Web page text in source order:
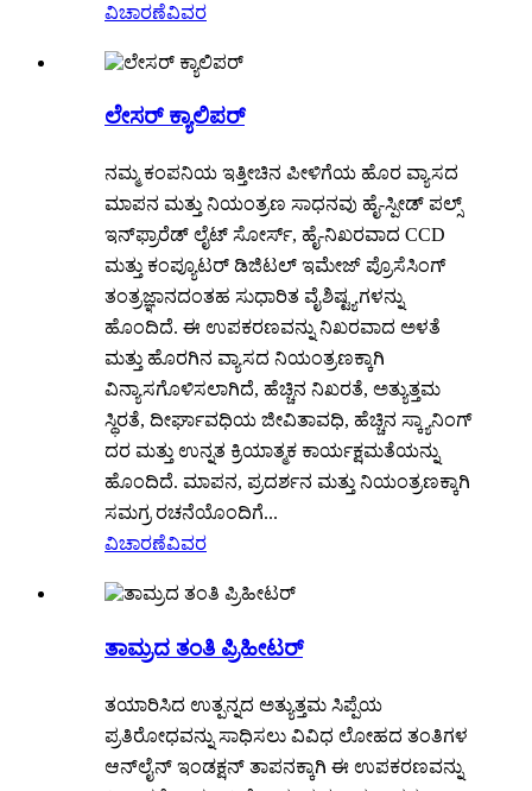
ವಿಚಾರಣೆವಿವರ
ಲೇಸರ್ ಕ್ಯಾಲಿಪರ್
ನಮ್ಮ ಕಂಪನಿಯ ಇತ್ತೀಚಿನ ಪೀಳಿಗೆಯ ಹೊರ ವ್ಯಾಸದ
ಮಾಪನ ಮತ್ತು ನಿಯಂತ್ರಣ ಸಾಧನವು ಹೈ-ಸ್ಪೀಡ್ ಪಲ್ಸ್
ಇನ್‌ಫ್ರಾರೆಡ್ ಲೈಟ್ ಸೋರ್ಸ್, ಹೈ-ನಿಖರವಾದ CCD
ಮತ್ತು ಕಂಪ್ಯೂಟರ್ ಡಿಜಿಟಲ್ ಇಮೇಜ್ ಪ್ರೊಸೆಸಿಂಗ್
ತಂತ್ರಜ್ಞಾನದಂತಹ ಸುಧಾರಿತ ವೈಶಿಷ್ಟ್ಯಗಳನ್ನು
ಹೊಂದಿದೆ. ಈ ಉಪಕರಣವನ್ನು ನಿಖರವಾದ ಅಳತೆ
ಮತ್ತು ಹೊರಗಿನ ವ್ಯಾಸದ ನಿಯಂತ್ರಣಕ್ಕಾಗಿ
ವಿನ್ಯಾಸಗೊಳಿಸಲಾಗಿದೆ, ಹೆಚ್ಚಿನ ನಿಖರತೆ, ಅತ್ಯುತ್ತಮ
ಸ್ಥಿರತೆ, ದೀರ್ಘಾವಧಿಯ ಜೀವಿತಾವಧಿ, ಹೆಚ್ಚಿನ ಸ್ಕ್ಯಾನಿಂಗ್
ದರ ಮತ್ತು ಉನ್ನತ ಕ್ರಿಯಾತ್ಮಕ ಕಾರ್ಯಕ್ಷಮತೆಯನ್ನು
ಹೊಂದಿದೆ. ಮಾಪನ, ಪ್ರದರ್ಶನ ಮತ್ತು ನಿಯಂತ್ರಣಕ್ಕಾಗಿ
ಸಮಗ್ರ ರಚನೆಯೊಂದಿಗೆ...
ವಿಚಾರಣೆವಿವರ
ತಾಮ್ರದ ತಂತಿ ಪ್ರಿಹೀಟರ್
ತಯಾರಿಸಿದ ಉತ್ಪನ್ನದ ಅತ್ಯುತ್ತಮ ಸಿಪ್ಪೆಯ
ಪ್ರತಿರೋಧವನ್ನು ಸಾಧಿಸಲು ವಿವಿಧ ಲೋಹದ ತಂತಿಗಳ
ಆನ್‌ಲೈನ್ ಇಂಡಕ್ಷನ್ ತಾಪನಕ್ಕಾಗಿ ಈ ಉಪಕರಣವನ್ನು